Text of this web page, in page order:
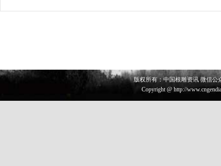
版权所有：中国根雕资讯 微信公
Copyright @ http://